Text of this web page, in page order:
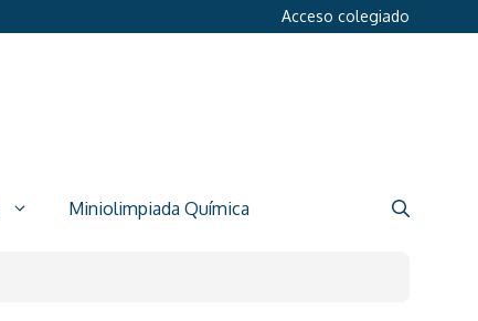
Acceso colegiado
Miniolimpiada Química